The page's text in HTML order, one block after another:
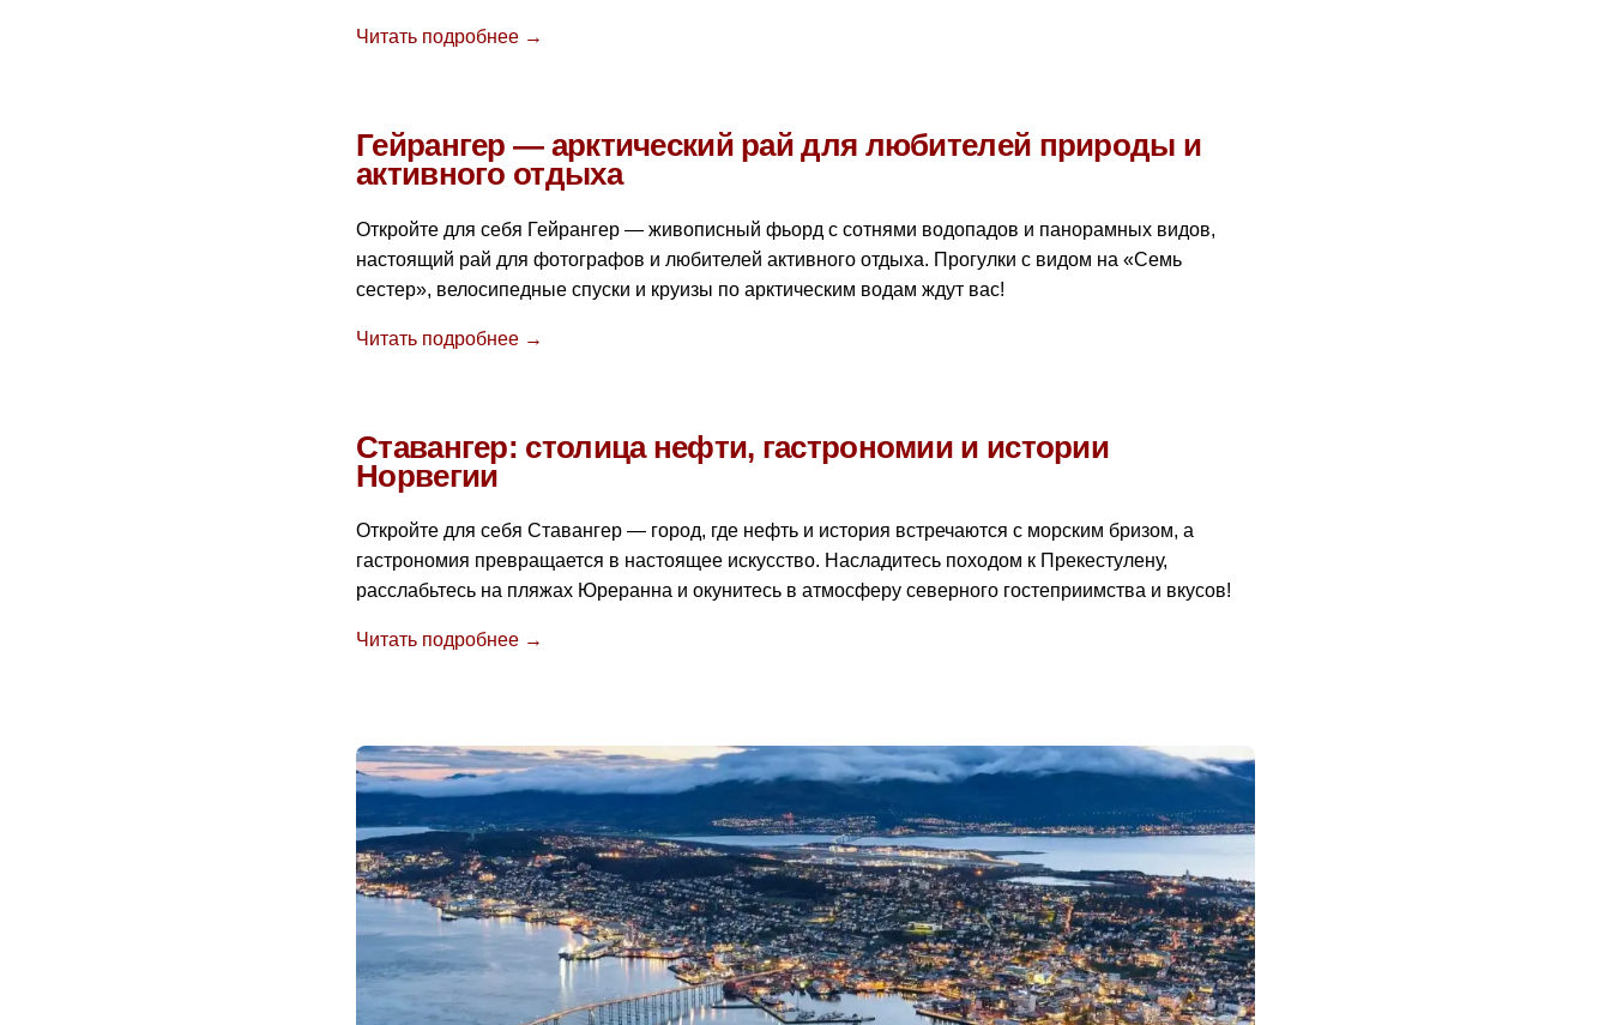
Читать подробнее →
Гейрангер — арктический рай для любителей природы и
активного отдыха
Откройте для себя Гейрангер — живописный фьорд с сотнями водопадов и панорамных видов,
настоящий рай для фотографов и любителей активного отдыха. Прогулки с видом на «Семь
сестер», велосипедные спуски и круизы по арктическим водам ждут вас!
Читать подробнее →
Ставангер: столица нефти, гастрономии и истории
Норвегии
Откройте для себя Ставангер — город, где нефть и история встречаются с морским бризом, а
гастрономия превращается в настоящее искусство. Насладитесь походом к Прекестулену,
расслабьтесь на пляжах Юреранна и окунитесь в атмосферу северного гостеприимства и вкусов!
Читать подробнее →